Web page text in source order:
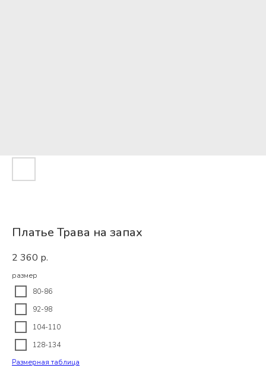
Платье Трава на запах
2 360 р.
размер
80-86
92-98
104-110
128-134
Размерная таблица